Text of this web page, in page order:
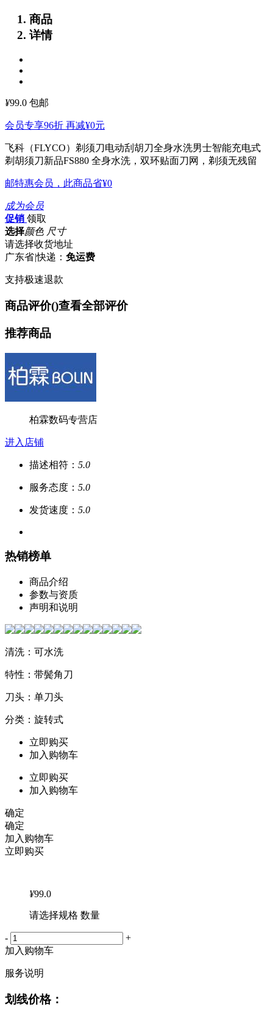
商品
详情
¥99.0 包邮
会员专享96折 再减¥0元
飞科（FLYCO）剃须刀电动刮胡刀全身水洗男士智能充电式
剃胡须刀新品FS880 全身水洗，双环贴面刀网，剃须无残留
邮特惠会员，此商品省¥0
成为会员
促销 领取
选择颜色 尺寸
请选择收货地址
广东省|快递： 免运费
支持极速退款
商品评价()查看全部评价
推荐商品
柏霖数码专营店
进入店铺
描述相符： 5.0
服务态度： 5.0
发货速度： 5.0
热销榜单
商品介绍
参数与资质
声明和说明
清洗：可水洗
特性：带鬓角刀
刀头：单刀头
分类：旋转式
立即购买
加入购物车
立即购买
加入购物车
确定
确定
加入购物车
立即购买
¥99.0
请选择规格 数量
-
+
加入购物车
服务说明
划线价格：